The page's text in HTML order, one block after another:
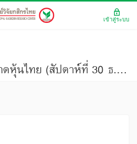
ค่าเงินบาท และตลาดหุ้นไทย (สัปดาห์ที่ 30 ธ.ค. 67-3 ม.ค.68)
เข้าสู่ระบบ